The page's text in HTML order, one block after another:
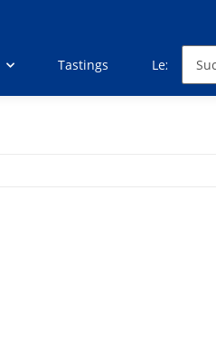
Tastings Lexikon